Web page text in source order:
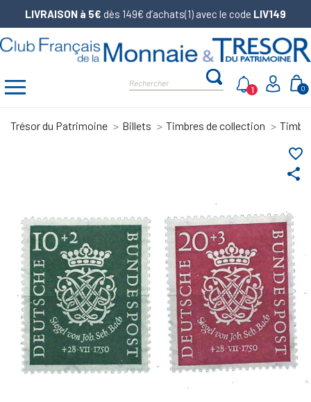
LIVRAISON à 5€ dès 149€ d’achats(1) avec le code LIV149
0
1
Trésor du Patrimoine Billets Timbres de collection
share
favorite_border